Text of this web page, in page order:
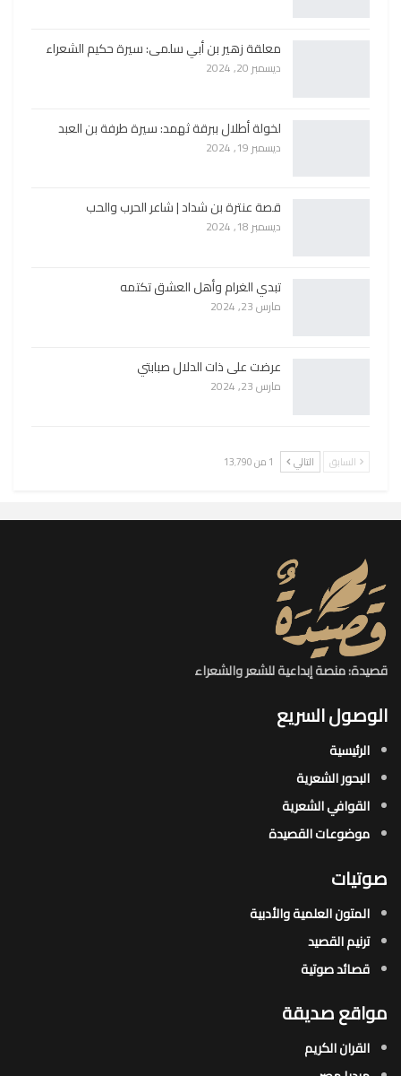
معلقة زهير بن أبي سلمى: سيرة حكيم الشعراء
ديسمبر 20, 2024
لخولة أطلال ببرقة ثهمد: سيرة طرفة بن العبد
ديسمبر 19, 2024
قصة عنترة بن شداد | شاعر الحرب والحب
ديسمبر 18, 2024
تبدي الغرام وأهل العشق تكتمه
مارس 23, 2024
عرضت على ذات الدلال صبابتي
مارس 23, 2024
السابق التالي 1 من 13٬790
قصيدة: منصة إبداعية للشعر والشعراء
الوصول السريع
الرئيسية
البحور الشعرية​
القوافي الشعرية​
موضوعات القصيدة​
صوتيات
المتون العلمية والأدبية
ترنيم القصيد
قصائد صوتية
مواقع صديقة
القران الكريم